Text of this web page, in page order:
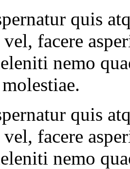
quis
vel, facere
nemo
quis
vel, facere
nemo